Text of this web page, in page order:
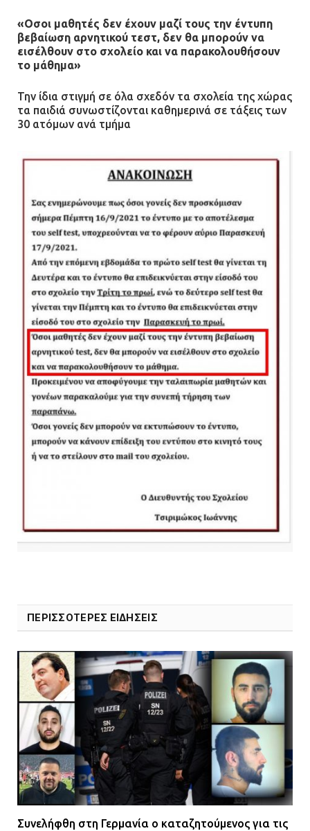
«Οσοι μαθητές δεν έχουν μαζί τους την έντυπη
βεβαίωση αρνητικού τεστ, δεν θα μπορούν να
εισέλθουν στο σχολείο και να παρακολουθήσουν
το μάθημα»
Την ίδια στιγμή σε όλα σχεδόν τα σχολεία της χώρας
τα παιδιά συνωστίζονται καθημερινά σε τάξεις των
30 ατόμων ανά τμήμα
ΠΕΡΙΣΣΟΤΕΡΕΣ ΕΙΔΗΣΕΙΣ
Συνελήφθη στη Γερμανία ο καταζητούμενος για τις